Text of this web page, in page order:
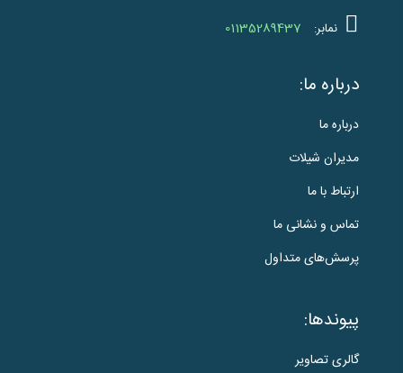
نمابر: 01135289437
درباره ما:
درباره ما
مدیران شیلات
ارتباط با ما
تماس و نشانی ما
پرسش‌های متداول
پیوندها:
گالری تصاویر